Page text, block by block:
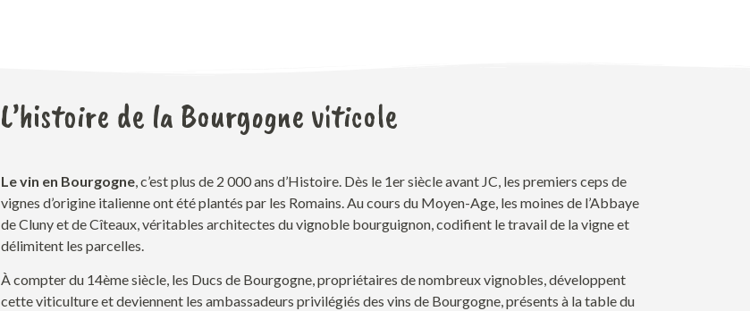
L’histoire de la Bourgogne viticole
Levin en Bourgogne,c’estplus de 2 000 ans d’Histoire. Dès le 1ersiècle avant JC, les premiers ceps de
vignes d’origine italienne ont été plantés par les Romains.Au cours du Moyen-Age, les moines de l’Abbaye
de Cluny et de Cîteaux, véritables architectes du vignoble bourguignon, codifient le travail de la vigne et
délimitent les parcelles.
Àcompter du 14èmesiècle, les Ducs de Bourgogne, propriétaires de nombreux vignobles,développent
cette viticulture etdeviennent les ambassadeurs privilégiés des vins de Bourgogne, présents à la table du